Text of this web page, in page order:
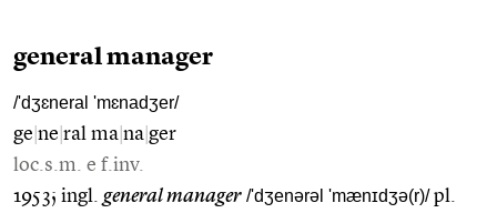
general manager
/'dʒɛneral 'mɛnadʒer/
ge ne ral ma na ger
loc.s.m. e f.inv.
1953; ingl. general manager /'dʒenərəl 'mænɪdʒə(r)/pl.